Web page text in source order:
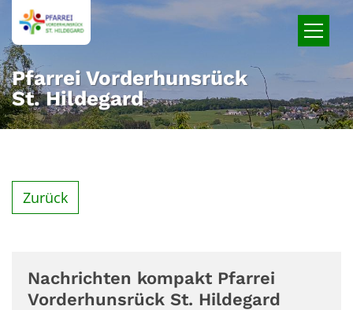
Zum Inhalt springen
Pfarrei Vorderhunsrück
St. Hildegard
Zurück
Nachrichten kompakt Pfarrei
Vorderhunsrück St. Hildegard